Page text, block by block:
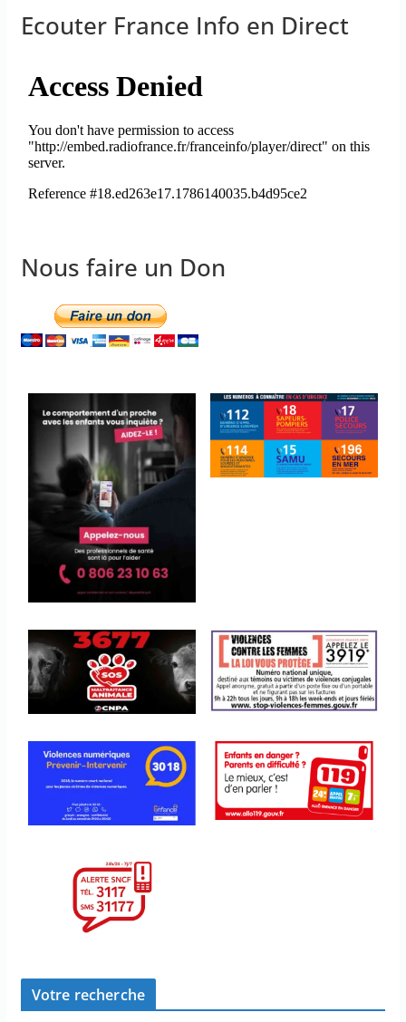
Ecouter France Info en Direct
Nous faire un Don
Votre recherche